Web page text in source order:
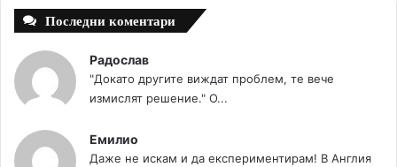
Последни коментари
Радослав
"Докато другите виждат проблем, те вече
измислят решение." О...
Емилио
Даже не искам и да експериментирам! В Англия